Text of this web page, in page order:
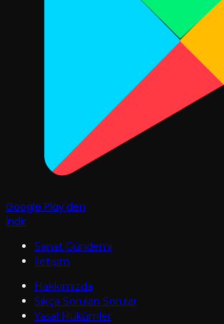
Google Play'den
İndir
Sanat Gündemi
İletişim
Hakkımızda
Sıkça Sorulan Sorular
Yasal Hükümler